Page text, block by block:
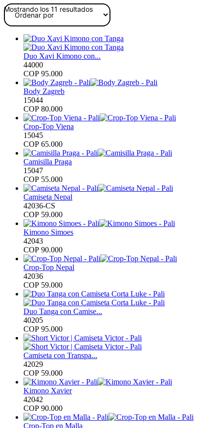
Mostrando los 11 resultadosOrdenado
los
Duo Xavi Kimono con...
44000
COP 95.000
Body Zagreb
15044
COP 80.000
Crop-Top Viena
15045
COP 65.000
Camisilla Praga
15047
COP 55.000
Camiseta Nepal
42036-CS
COP 59.000
Kimono Simoes
42043
COP 90.000
Crop-Top Nepal
42036
COP 59.000
Duo Tanga con Camise...
40205
COP 95.000
Camiseta con Transpa...
42029
COP 59.000
Kimono Xavier
42042
COP 90.000
Crop-Top en Malla